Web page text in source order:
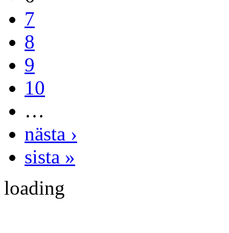
7
8
9
10
…
nästa ›
sista »
loading